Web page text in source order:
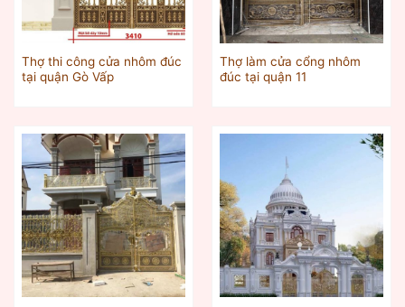
Thợ thi công cửa nhôm đúc
tại quận Gò Vấp
Thợ làm cửa cổng nhôm
đúc tại quận 11